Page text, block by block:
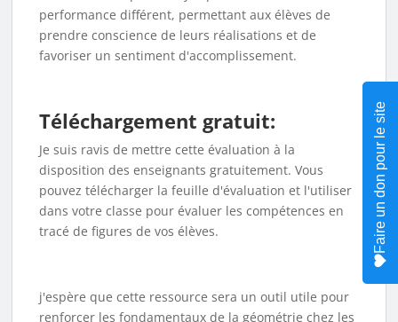
performance différent, permettant aux élèves de
prendre conscience de leurs réalisations et de
favoriser un sentiment d'accomplissement.
Téléchargement gratuit:
Je suis ravis de mettre cette évaluation à la
disposition des enseignants gratuitement. Vous
pouvez télécharger la feuille d'évaluation et l'utiliser
dans votre classe pour évaluer les compétences en
tracé de figures de vos élèves.
j'espère que cette ressource sera un outil utile pour
renforcer les fondamentaux de la géométrie chez les
Faire un don pour le site